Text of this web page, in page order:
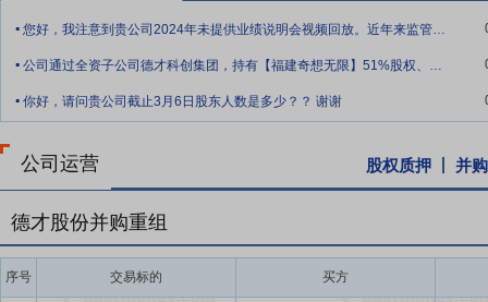
了基础。
要点12： 设计一体化优势
公司拥有“新三板”挂牌公司中房设计院，
质、市政行业（排水工程、道路工程、给水工程）专业乙级资质。公
术、海绵城市技术、城市更新技术、仿古建筑技术等行业发展方向的
要点13：营销布局优势
公司以“立足青岛，辐射全国”为发展方针，
全国布局，通过在重点城市成立分子公司，以及与当地国企成立合资
要点14：技术研发优势
公司自成立以来一直高度重视技术研发，将
参与专利、新工艺、新工法的研发与推广应用，积极开展BIM技术等
. 您好，我注意到贵公司2024年未提供业绩说明会视频回放。近年来监管机构持续倡导上
. 公司通过全资子公司德才科创集团，持有【福建奇想无限】51%股权、【深圳德芯智算】
. 你好，请问贵公司截止3月6日股东人数是多少？？ 谢谢
公司运营 股权质押 并
德才股份并购重组
序号 交易标的 买方